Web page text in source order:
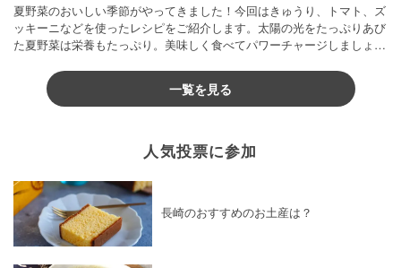
夏野菜のおいしい季節がやってきました！今回はきゅうり、トマト、ズ
ッキーニなどを使ったレシピをご紹介します。太陽の光をたっぷりあび
た夏野菜は栄養もたっぷり。美味しく食べてパワーチャージしましょう
一覧を見る
人気投票に参加
長崎のおすすめのお土産は？